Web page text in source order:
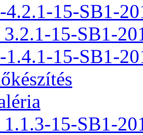
4.2.1-15-SB1-
3.2.1-15-SB1-
1.4.1-15-SB1-
1.1.3-15-SB1-